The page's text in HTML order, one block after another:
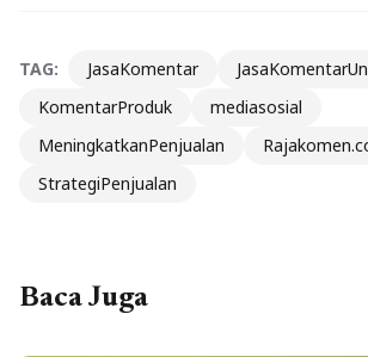
TAG: JasaKomentar
KomentarProduk
mediasosial
MeningkatkanPenjualan
StrategiPenjualan
Baca Juga